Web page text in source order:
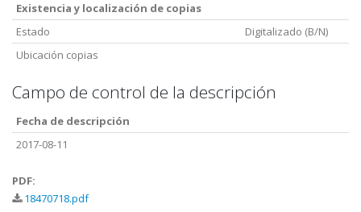
Existencia y localización de copias
Estado
Digitalizado (B/N)
Ubicación copias
Campo de control de la descripción
Fecha de descripción
2017-08-11
PDF:
18470718.pdf